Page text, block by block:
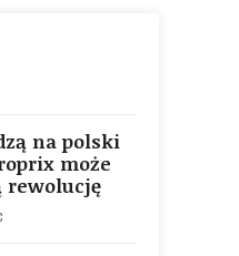
na polski
może
rewolucję